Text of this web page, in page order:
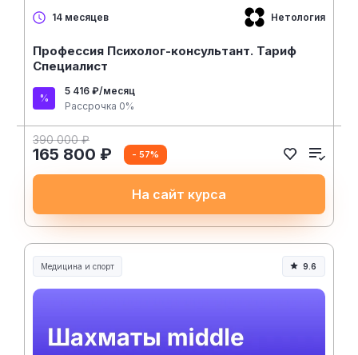
14 месяцев Нетология
Профессия Психолог-консультант. Тариф
Специалист
5 416 ₽/месяц
Рассрочка 0%
390 000 ₽
165 800 ₽ - 57%
На сайт курса
Медицина и спорт
Медицина, спорт и здоровье
9.6